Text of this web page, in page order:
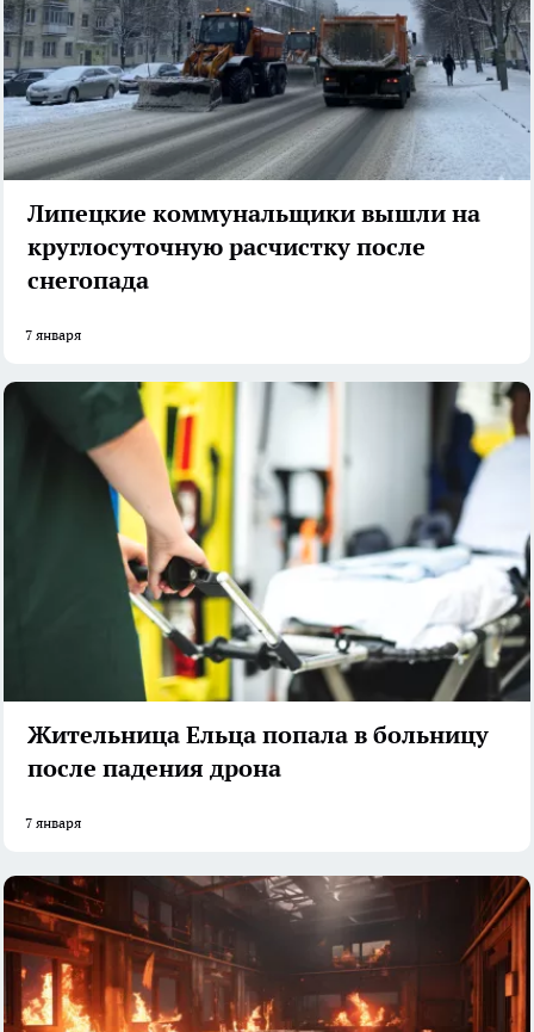
Липецкие коммунальщики вышли на
круглосуточную расчистку после
снегопада
7 января
Жительница Ельца попала в больницу
после падения дрона
7 января